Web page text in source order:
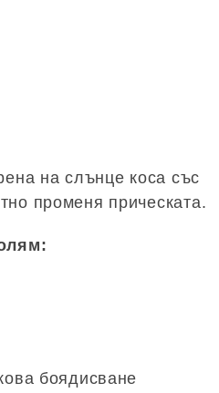
на слънце коса със
променя прическата.
боядисване